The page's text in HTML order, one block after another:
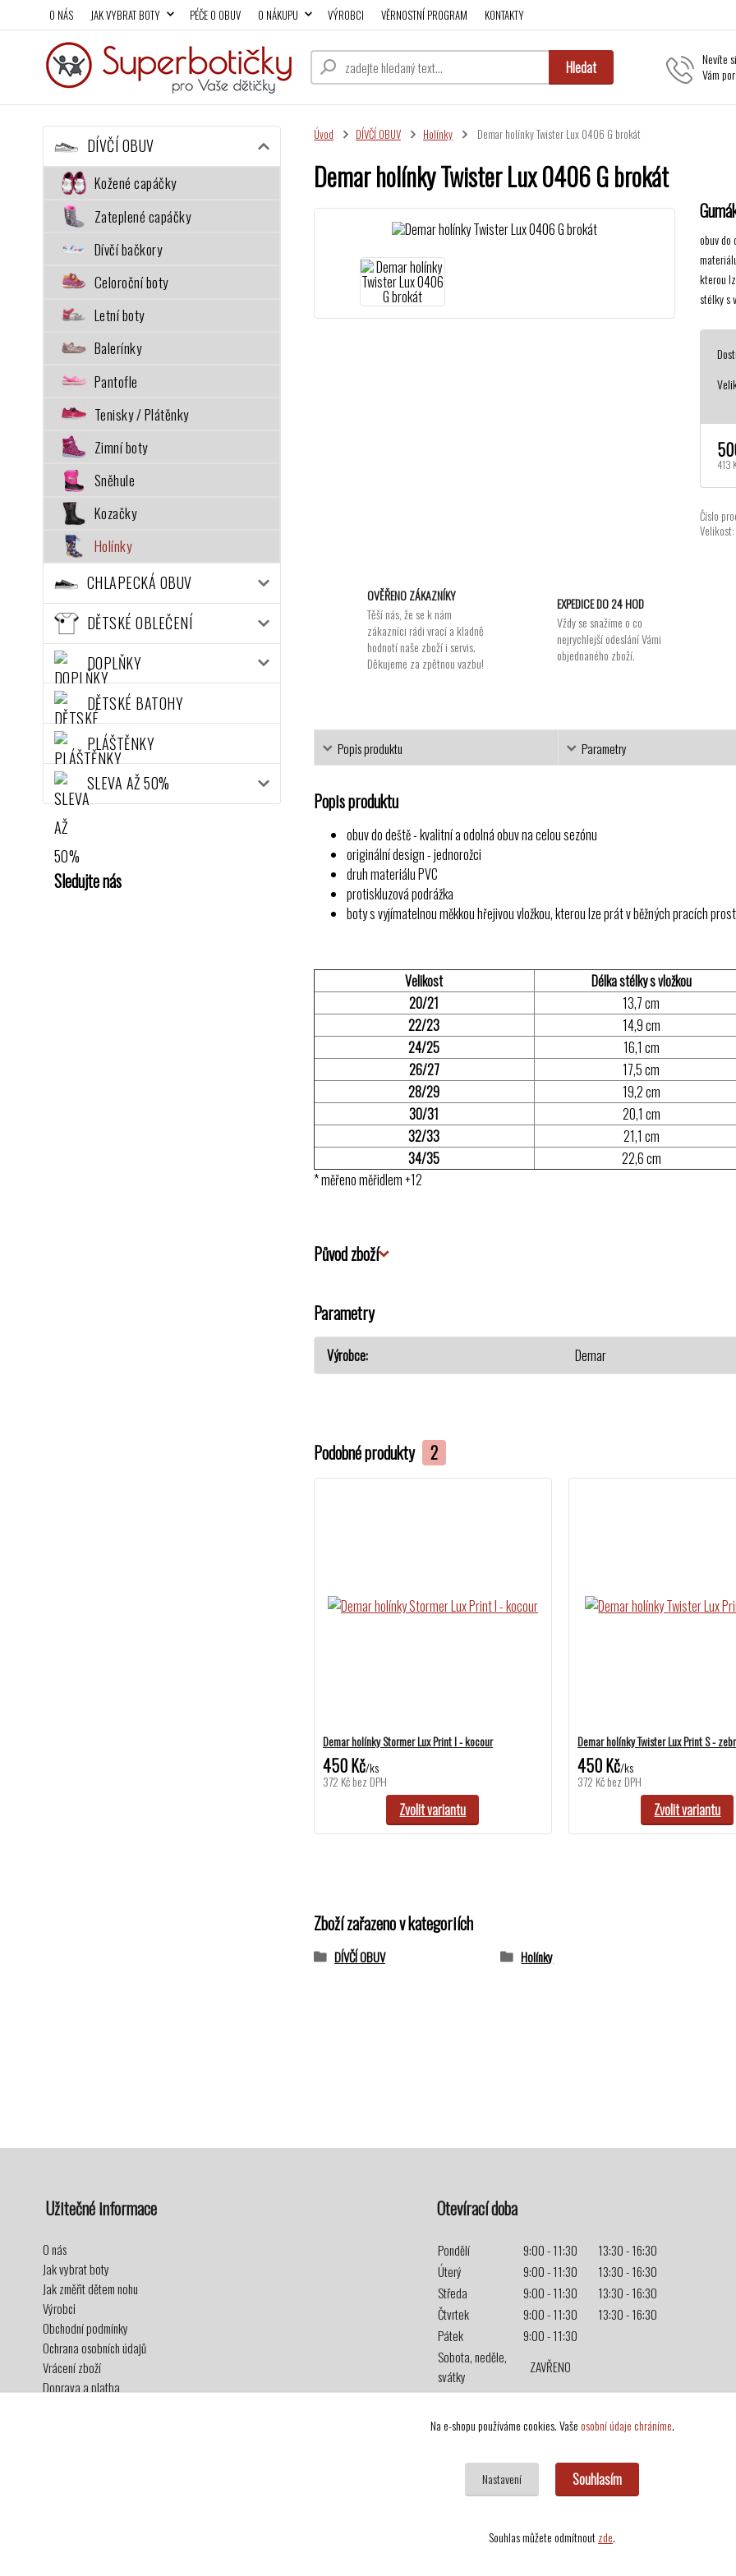
O NÁS JAK VYBRAT BOTY PÉČE O OBUV O NÁKUPU VÝROBCI VĚRNOSTNÍ PROGRAM KONTAKTY
Hledat
Nevíte
Vám
DÍVČÍ OBUV
Kožené capáčky
Zateplené capáčky
Dívčí bačkory
Celoroční boty
Letní boty
Balerínky
Pantofle
Tenisky / Plátěnky
Zimní boty
Sněhule
Kozačky
Holínky
CHLAPECKÁ OBUV
DĚTSKÉ OBLEČENÍ
DOPLŇKY
DĚTSKÉ BATOHY
PLÁŠTĚNKY
SLEVA AŽ 50%
Sledujte nás
Úvod DÍVČÍ OBUV Holínky Demar holínky Twister Lux 0406 G brokát
Demar holínky Twister Lux 0406 G brokát
obuv do
kterou
stélky s
413
Číslo
Velikost:
OVĚŘENO ZÁKAZNÍKY
Těší nás, že se k nám
zákazníci rádi vrací a kladně
hodnotí naše zboží i servis.
Děkujeme za zpětnou vazbu!
EXPEDICE DO 24 HOD
Vždy se snažíme o co
nejrychlejší odeslání Vámi
objednaného zboží.
Popis produktu Parametry
Popis produktu
obuv do deště - kvalitní a odolná obuv na celou sezónu
originální design - jednorožci
druh materiálu PVC
protiskluzová podrážka
boty s vyjímatelnou měkkou hřejivou vložkou, kterou lze prát v běžných pracích
Velikost
Délka stélky s vložkou
20/21
13,7 cm
22/23
14,9 cm
24/25
16,1 cm
26/27
17,5 cm
28/29
19,2 cm
30/31
20,1 cm
32/33
21,1 cm
34/35
22,6 cm
* měřeno měřidlem +12
Původ zboží
Parametry
Výrobce Demar
Podobné produkty 2
Demar holínky Stormer Lux Print I - kocour
450 Kč/ks
372 Kčbez DPH
Zvolit variantu
Demar holínky Twister Lux Print S -
450 Kč/ks
372 Kčbez DPH
Zvolit variantu
Zboží zařazeno v kategoriích
DÍVČÍ OBUV Holínky
Užitečné informace
O nás
Jak vybrat boty
Jak změřit dětem nohu
Výrobci
Obchodní podmínky
Ochrana osobních údajů
Vrácení zboží
Doprava a platba
Otevírací doba
Pondělí 9:00 - 11:30
13:30 - 16:30
Úterý
9:00 - 11:30
13:30 - 16:30
Středa
9:00 - 11:30
13:30 - 16:30
Čtvrtek
9:00 - 11:30
13:30 - 16:30
Pátek
9:00 - 11:30
Sobota, neděle,
svátky
ZAVŘENO
Na e-shopu používáme cookies. Vašeosobní údaje chráníme.
Nastavení Souhlasím
Souhlas můžete odmítnoutzde.